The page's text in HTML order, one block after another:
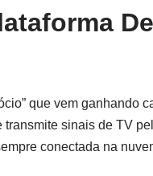
que vem ganhando
transmite sinais de TV
conectada na